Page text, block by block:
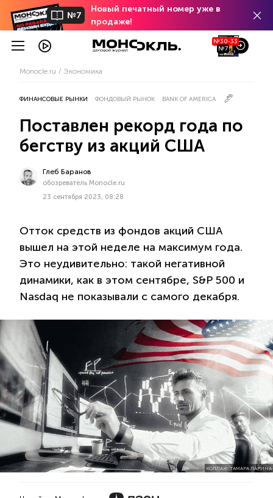
№7
Новый печатный номер уже в
продаже!
№30-33
№7
Monocle.ru Экономика
ФИНАНСОВЫЕ РЫНКИ ФОНДОВЫЙ РЫНОК BANK OF AMERICA
Поставлен рекорд года по
бегству из акций США
Глеб Баранов
обозреватель Monocle.ru
23 сентября 2023, 08:28
Отток средств из фондов акций США
вышел на этой неделе на максимум года.
Это неудивительно: такой негативной
динамики, как в этом сентябре, S&P 500 и
Nasdaq не показывали с самого декабря.
КОЛЛАЖ: ТАМАРА ЛАРИНА